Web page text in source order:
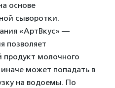
основе
сыворотки.
«АртВкус» —
позволяет
продукт молочного
может попадать в
на водоемы. По